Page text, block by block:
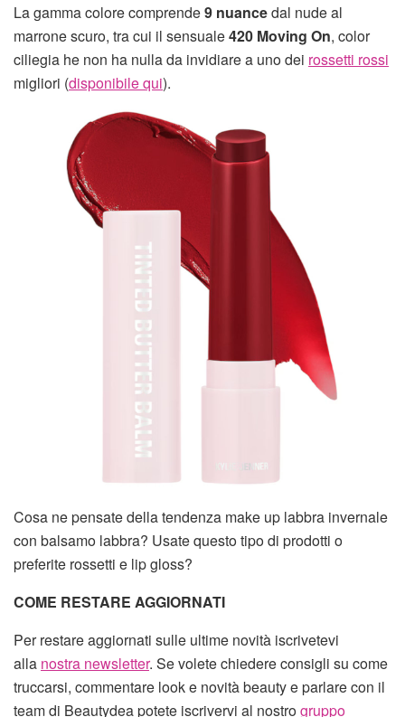
La gamma colore comprende9 nuancedal nude al
marrone scuro, tra cui il sensuale420 Moving On, color
ciliegia he non ha nulla da invidiare a uno dei rossetti rossi
migliori (disponibile qui).
Cosa ne pensate della tendenza make up labbra invernale
con balsamo labbra? Usate questo tipo di prodotti o
preferite rossetti e lip gloss?
COME RESTARE AGGIORNATI
Per restare aggiornati sulle ultime novità iscrivetevi
alla nostra newsletter. Se volete chiedere consigli su come
truccarsi, commentare look e novità beauty e parlare con il
team di Beautydea potete iscrivervi al nostrogruppo